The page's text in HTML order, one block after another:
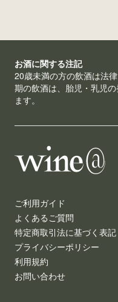
お酒に関する注記
20歳未満の方の飲酒は法
期の飲酒は、胎児・乳児
ます。
ご利用ガイド
よくあるご質問
特定商取引法に基づく表記
プライバシーポリシー
利用規約
お問い合わせ